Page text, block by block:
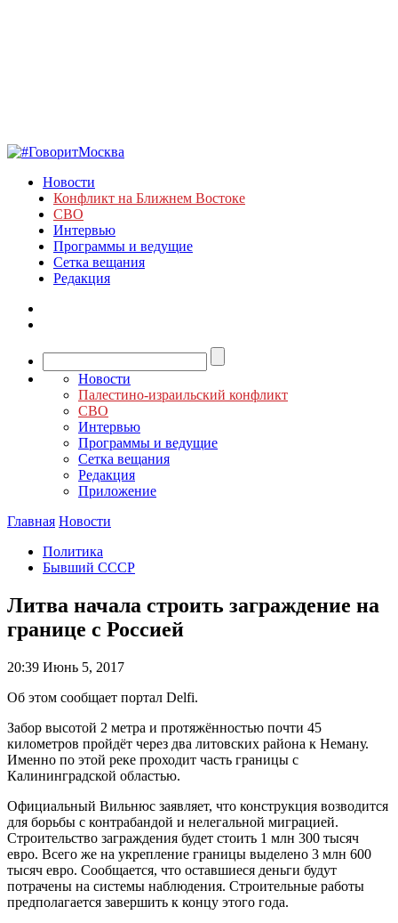
Новости
Конфликт на Ближнем Востоке
СВО
Интервью
Программы и ведущие
Сетка вещания
Редакция
Новости
Палестино-израильский конфликт
СВО
Интервью
Программы и ведущие
Сетка вещания
Редакция
Приложение
Главная Новости
Политика
Бывший СССР
Литва начала строить заграждение на
границе с Россией
20:39 Июнь 5, 2017
Об этом сообщает портал Delfi.
Забор высотой 2 метра и протяжённостью почти 45
километров пройдёт через два литовских района к Неману.
Именно по этой реке проходит часть границы с
Калининградской областью.
Официальный Вильнюс заявляет, что конструкция возводится
для борьбы с контрабандой и нелегальной миграцией.
Строительство заграждения будет стоить 1 млн 300 тысяч
евро. Всего же на укрепление границы выделено 3 млн 600
тысяч евро. Сообщается, что оставшиеся деньги будут
потрачены на системы наблюдения. Строительные работы
предполагается завершить к концу этого года.